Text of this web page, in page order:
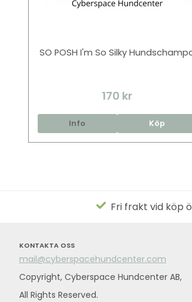
SO POSH I'm So Silky
170 kr
Info Köp
Fri frakt vid köp
KONTAKTA OSS
mail@cyberspacehundcenter.com
Copyright, Cyberspace Hundcenter AB,
All Rights Reserved.